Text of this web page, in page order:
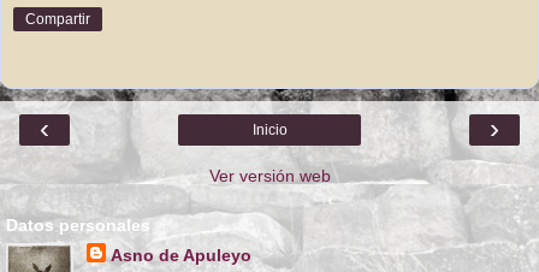
Compartir
‹ ›
Inicio
Ver versión web
Datos personales
Asno de Apuleyo